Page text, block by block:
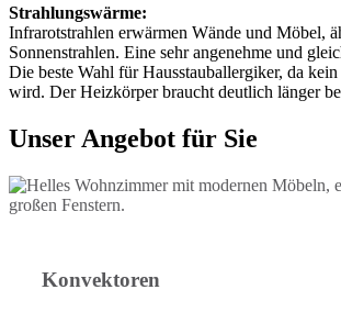
Strahlungswärme:
Infrarotstrahlen erwärmen Wände und Möbel,
Sonnenstrahlen. Eine sehr angenehme und
Die beste Wahl für Hausstauballergiker, da
wird. Der Heizkörper braucht deutlich länger
Unser Angebot für Sie
Konvektoren